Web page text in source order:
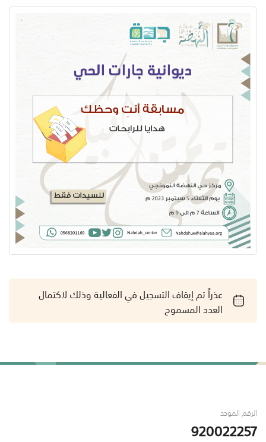
عذراً تم إيقاف التسجيل في الفعالية وذلك لاكتمال
العدد المسموح
الرقم الموحد
920022257